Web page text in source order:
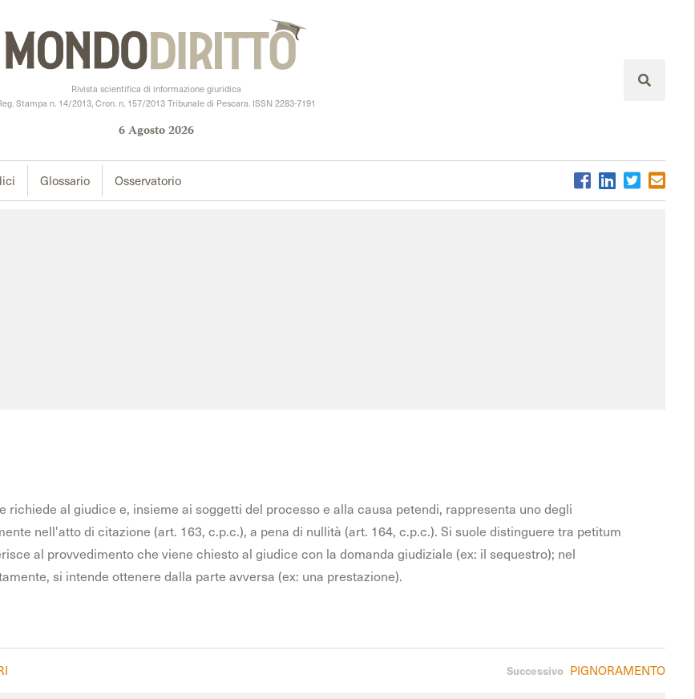
Rivista scientifica di informazione giuridica
Stampa n. 14/2013, Cron. n. 157/2013 Tribunale di Pescara. ISSN 2283-7191
6Agosto2026
Glossario Osservatorio
al giudice e, insieme ai soggetti del processo e alla causa petendi, rappresenta uno degli
nell'atto di citazione (art. 163, c.p.c.), a pena di nullità (art. 164, c.p.c.). Si suole distinguere tra petitum
al provvedimento che viene chiesto al giudice con la domanda giudiziale (ex: il sequestro); nel
si intende ottenere dalla parte avversa (ex: una prestazione).
Successivo PIGNORAMENTO